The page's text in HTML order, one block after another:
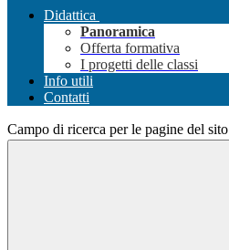
Didattica
Panoramica
Offerta formativa
I progetti delle classi
Info utili
Contatti
Campo di ricerca per le pagine del sito